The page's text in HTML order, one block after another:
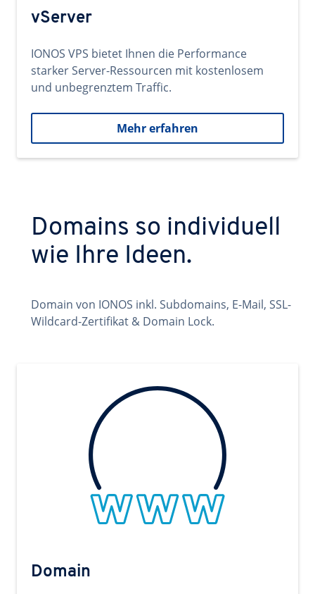
vServer
IONOS VPS bietet Ihnen die Performance
starker Server-Ressourcen mit kostenlosem
und unbegrenztem Traffic.
Mehr erfahren
Domains so individuell
wie Ihre Ideen.
Domain von IONOS inkl. Subdomains, E-Mail, SSL-
Wildcard-Zertifikat & Domain Lock.
Domain